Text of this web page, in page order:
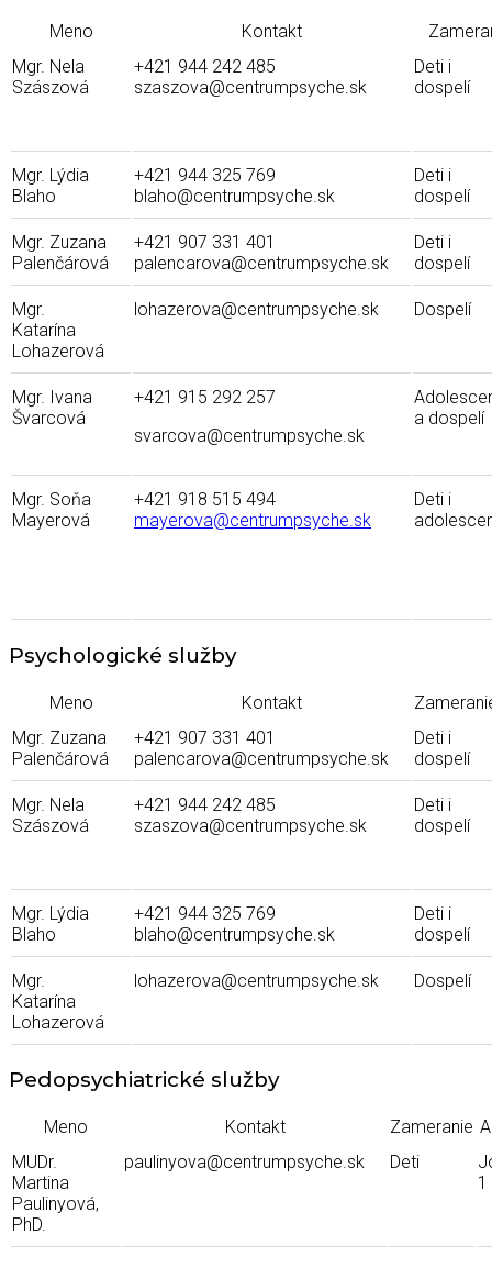
Meno Kontakt
Mgr. Nela
Szászová
+421 944 242 485
szaszova@centrumpsyche.sk
Deti i
dospelí
Mgr. Lýdia
Blaho
+421 944 325 769
blaho@centrumpsyche.sk
Deti i
dospelí
Mgr. Zuzana
Palenčárová
+421 907 331 401
palencarova@centrumpsyche.sk
Deti i
dospelí
Mgr.
Katarína
Lohazerová
lohazerova@centrumpsyche.sk Dospelí
Mgr. Ivana
Švarcová
+421 915 292 257
svarcova@centrumpsyche.sk
a dospelí
Mgr. Soňa
Mayerová
+421 918 515 494
mayerova@centrumpsyche.sk
Deti i
Psychologické služby
Meno Kontakt
Mgr. Zuzana
Palenčárová
+421 907 331 401
palencarova@centrumpsyche.sk
Deti i
dospelí
Mgr. Nela
Szászová
+421 944 242 485
szaszova@centrumpsyche.sk
Deti i
dospelí
Mgr. Lýdia
Blaho
+421 944 325 769
blaho@centrumpsyche.sk
Deti i
dospelí
Mgr.
Katarína
Lohazerová
lohazerova@centrumpsyche.sk Dospelí
Pedopsychiatrické služby
Meno Kontakt Zameranie
MUDr.
Martina
Paulinyová,
PhD.
paulinyova@centrumpsyche.sk Deti
1